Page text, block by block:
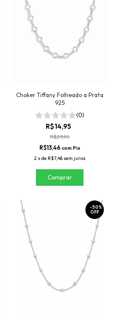
Choker Tiffany Folheado a Prata
925
(0)
R$14,95
R$29,90
R$13,46com Pix
2xde R$7,48 sem juros
-50%
OFF